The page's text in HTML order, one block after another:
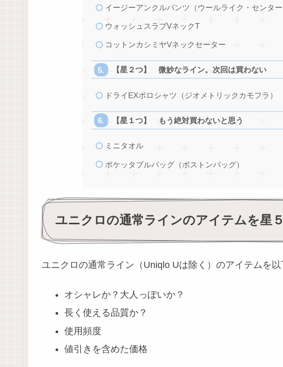
イージーアンクルパンツ（ウールライク・センター
ウォッシュスラブVネックT
コットンカシミヤVネックセーター
【星２つ】 微妙なライン。次回は買わない
ドライEXポロシャツ（ジオメトリックカモフラ）
【星１つ】 もう絶対買わないと思う
ミニタオル
ポケッタブルバッグ（ボストンバッグ）
ユニクロの通常ラインのアイテムを星
ユニクロの通常ライン（Uniqlo Uは除く）のアイテムを以
オシャレか？大人っぽいか？
長く使える品質か？
使用頻度
値引きを含めた価格